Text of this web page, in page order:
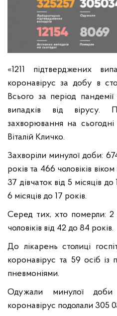
«1211 підтверджених
коронавірус за добу в
Всього за період
випадків від вірусу.
захворювання на
Віталій Кличко.
Захворіли минулої доби:
років та 466 чоловіків
37 дівчаток від 5 місяців
6 місяців до 17 років.
Серед тих, хто померли: 2
чоловіків від 42 до 84 років.
До лікарень столиці
коронавірус та 59 осіб
пневмоніями.
Одужали минулої
коронавірус подолали 305